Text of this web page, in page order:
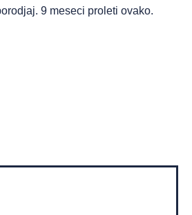
9 meseci proleti ovako.